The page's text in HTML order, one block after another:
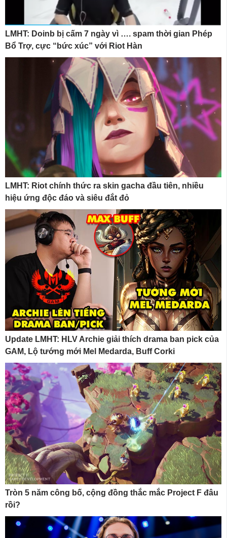
LMHT: Doinb bị cấm 7 ngày vì …. spam thời gian Phép
Bổ Trợ, cực “bức xúc” với Riot Hàn
LMHT: Riot chính thức ra skin gacha đầu tiên, nhiều
hiệu ứng độc đáo và siêu đắt đỏ
Update LMHT: HLV Archie giải thích drama ban pick của
GAM, Lộ tướng mới Mel Medarda, Buff Corki
Tròn 5 năm công bố, cộng đồng thắc mắc Project F đâu
rồi?